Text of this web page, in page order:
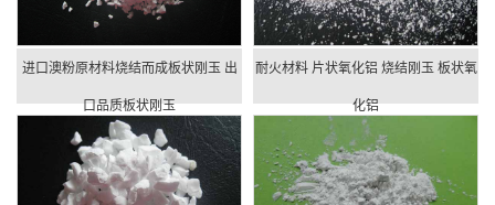
进口澳粉原材料烧结而成板状刚玉 出
口品质板状刚玉
耐火材料 片状氧化铝 烧结刚玉 板状氧
化铝